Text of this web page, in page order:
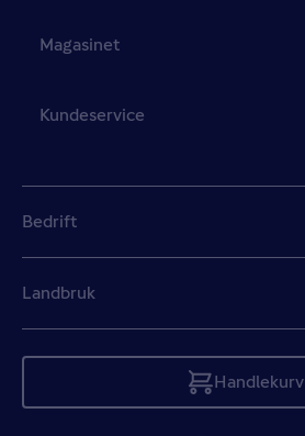
Magasinet
Kundeservice
Bedrift
Landbruk
Handlekurv
Tom